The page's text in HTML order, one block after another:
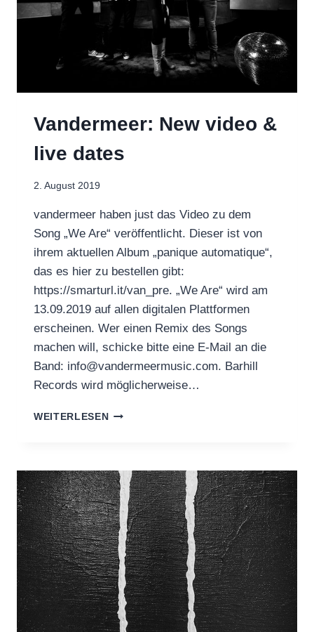
Vandermeer: New video &
live dates
2. August 2019
vandermeer haben just das Video zu dem
Song „We Are“ veröffentlicht. Dieser ist von
ihrem aktuellen Album „panique automatique“,
das es hier zu bestellen gibt:
https://smarturl.it/van_pre. „We Are“ wird am
13.09.2019 auf allen digitalen Plattformen
erscheinen. Wer einen Remix des Songs
machen will, schicke bitte eine E-Mail an die
Band: info@vandermeermusic.com. Barhill
Records wird möglicherweise…
WEITERLESENVANDERMEER:
LIVE
DATES